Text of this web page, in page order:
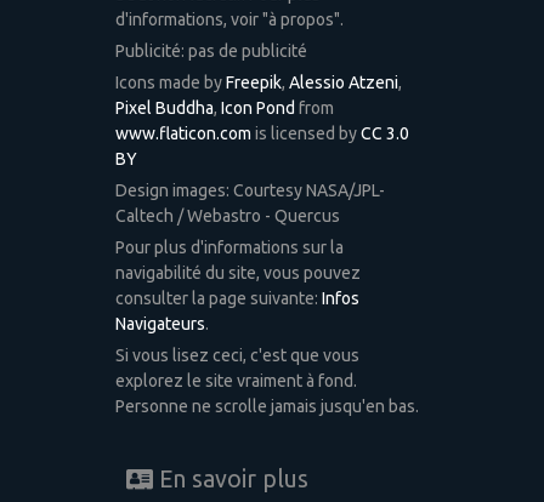
d'informations, voir "à propos".
Publicité: pas de publicité
Icons made byFreepik, Alessio Atzeni,
Pixel Buddha, Icon Pond from
www.flaticon.com is licensed byCC 3.0
BY
Design images: Courtesy NASA/JPL-
Caltech / Webastro - Quercus
Pour plus d'informations sur la
navigabilité du site, vous pouvez
consulter la page suivante: Infos
Navigateurs.
Si vous lisez ceci, c'est que vous
explorez le site vraiment à fond.
Personne ne scrolle jamais jusqu'en bas.
En savoir plus